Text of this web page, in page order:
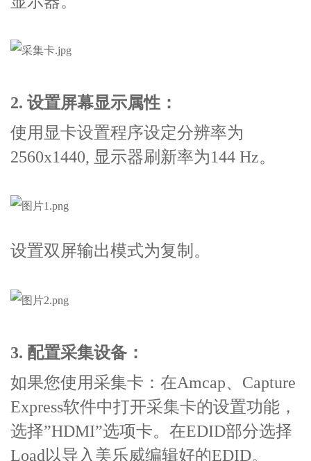
2. 设置屏幕显示属性：
使用显卡设置程序设定分辨率为
2560x1440, 显示器刷新率为144 Hz。
设置双屏输出模式为复制。
3. 配置采集设备：
如果您使用采集卡：在Amcap、Capture
Express软件中打开采集卡的设置功能，
选择”HDMI”选项卡。在EDID部分选择
Load以导入美乐威编辑好的EDID。